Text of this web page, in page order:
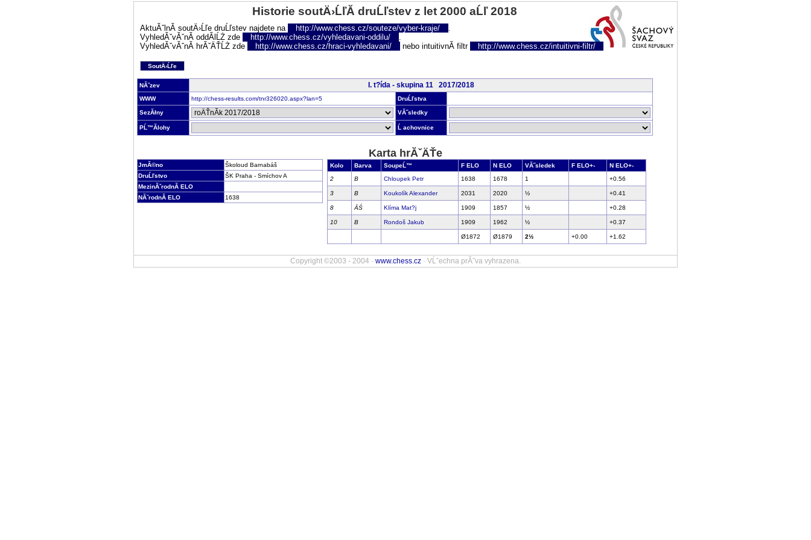
Historie soutÄ›ĹľĂ­ druĹľstev z let 2000 aĹľ 2018
AktuĂˇlnĂ­ soutÄ›Ĺľe druĹľstev najdete na http://www.chess.cz/souteze/vyber-kraje/
.
VyhledĂˇvĂˇnĂ­ oddĂ­lĹŻ zde
http://www.chess.cz/vyhledavani-oddilu/
.
VyhledĂˇvĂˇnĂ­ hrĂˇÄŤĹŻ zde
http://www.chess.cz/hraci-vyhledavani/ nebo intuitivnĂ­ filtr http://www.chess.cz/intuitivni-filtr/
SoutÄ›Ĺľe
NĂˇzev I. t?ída - skupina 11 2017/2018
WWW http://chess-results.com/tnr326020.aspx?lan=5 DruĹľstva
SezĂłny VĂ˝sledky
PĹ™Ă­lohy Ĺ achovnice
Karta hrĂˇÄŤe
JmĂ©no
Školoud Barnabáš
DruĹľstvo
ŠK Praha - Smíchov A
MezinĂˇrodnĂ­ ELO
NĂˇrodnĂ­ ELO
1638
Kolo Barva SoupeĹ™ F ELO N ELO VĂ˝sledek F ELO+-
N ELO+-
2
B Chloupek Petr 1638 1678 1 +0.56
3 B Koukolík Alexander 2031 2020 ½ +0.41
8 ÄŚ Klíma Mat?j 1909 1857 ½ +0.28
10 B Rondoš Jakub 1909 1962 ½ +0.37
Ø1872 Ø1879 2½ +0.00 +1.62
Copyright ©2003 - 2004 · www.chess.cz · VĹˇechna prĂˇva vyhrazena.